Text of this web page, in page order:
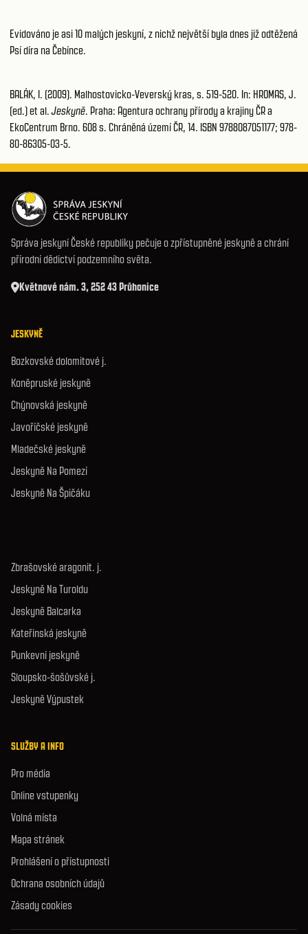
Evidováno je asi 10 malých jeskyní, z nichž největší byla dnes již odtěžená
Psí díra na Čebínce.
BALÁK, I. (2009). Malhostovicko-Veverský kras, s. 519-520. In: HROMAS, J.
(ed.) et al.Jeskyně. Praha: Agentura ochrany přírody a krajiny ČR a
EkoCentrum Brno. 608 s. Chráněná území ČR, 14. ISBN 9788087051177; 978-
80-86305-03-5.
Správa jeskyní České republiky pečuje o zpřístupněné jeskyně a chrání
přírodní dědictví podzemního světa.
Květnové nám. 3, 252 43 Průhonice
JESKYNĚ
Bozkovské dolomitové j.
Koněpruské jeskyně
Chýnovská jeskyně
Javoříčské jeskyně
Mladečské jeskyně
Jeskyně Na Pomezí
Jeskyně Na Špičáku
Zbrašovské aragonit. j.
Jeskyně Na Turoldu
Jeskyně Balcarka
Kateřinská jeskyně
Punkevní jeskyně
Sloupsko-šošůvské j.
Jeskyně Výpustek
SLUŽBY A INFO
Pro média
Online vstupenky
Volná místa
Mapa stránek
Prohlášení o přístupnosti
Ochrana osobních údajů
Zásady cookies